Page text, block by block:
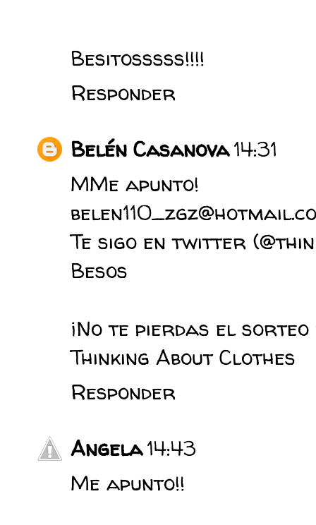
Besitosssss!!!!
Responder
Belén Casanova14:31
MMe apunto!
Te sigo en twitter
Besos
¡No te pierdas el sorteo
Thinking About Clothes
Responder
Angela14:43
Me apunto!!